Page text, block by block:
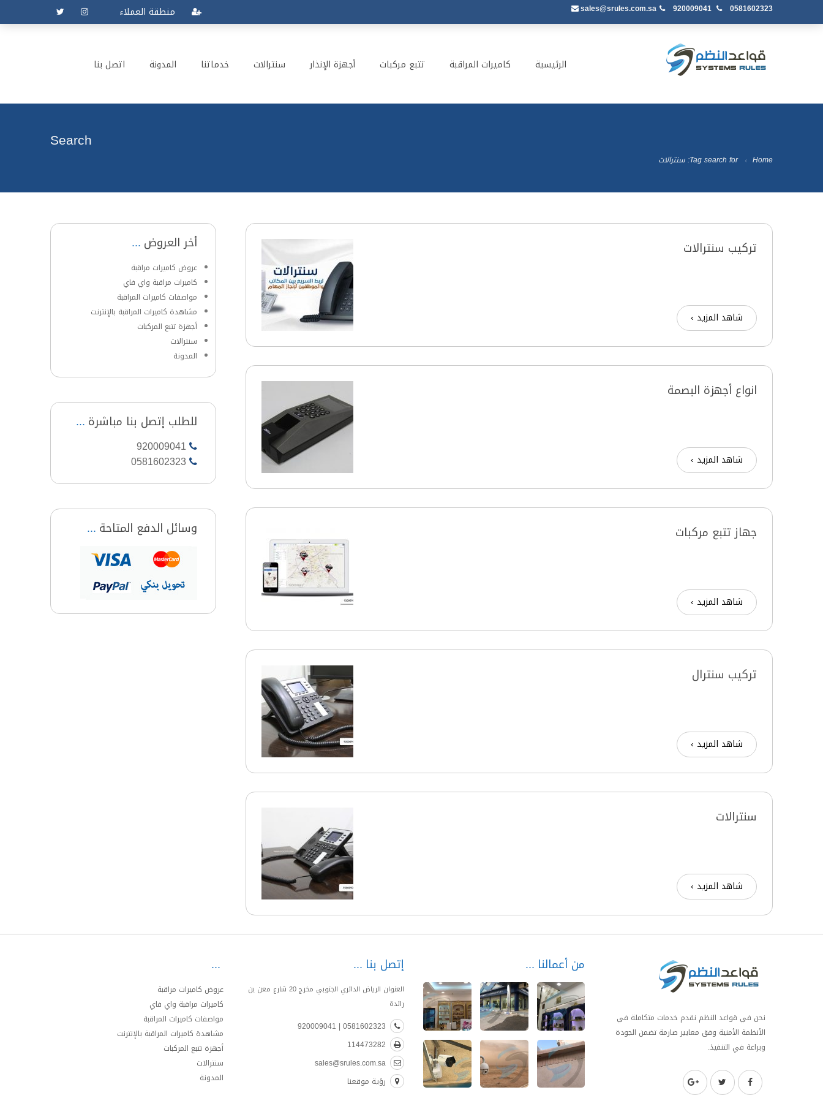
sales@srules.com.sa 920009041 0581602323 منطقة العملاء
الرئيسية كاميرات المراقبة تتبع مركبات أجهزة الإنذار سنترالات خدماتنا المدونة اتصل بنا
Search
Home Tag search for: سنترالات
تركيب سنترالات
شاهد المزيد ›
انواع أجهزة البصمة
شاهد المزيد ›
جهاز تتبع مركبات
شاهد المزيد ›
تركيب سنترال
شاهد المزيد ›
سنترالات
شاهد المزيد ›
أخر العروض
عروض كاميرات مراقبة
كاميرات مراقبة واي فاي
مواصفات كاميرات المراقبة
مشاهدة كاميرات المراقبة بالإنترنت
أجهزة تتبع المركبات
سنترالات
المدونة
للطلب إتصل بنا مباشرة
920009041
0581602323
وسائل الدفع المتاحة
نحن في قواعد النظم نقدم خدمات متكاملة في
الأنظمة الأمنية وفق معايير صارمة تضمن الجودة
وبراعة في التنفيذ.
من أعمالنا إتصل بنا
العنوان الرياض الدائري الجنوبي مخرج 20 شارع معن بن
زائدة
0581602323 | 920009041
114473282
sales@srules.com.sa
رؤية موقعنا
عروض كاميرات مراقبة
كاميرات مراقبة واي فاي
مواصفات كاميرات المراقبة
مشاهدة كاميرات المراقبة بالإنترنت
أجهزة تتبع المركبات
سنترالات
المدونة